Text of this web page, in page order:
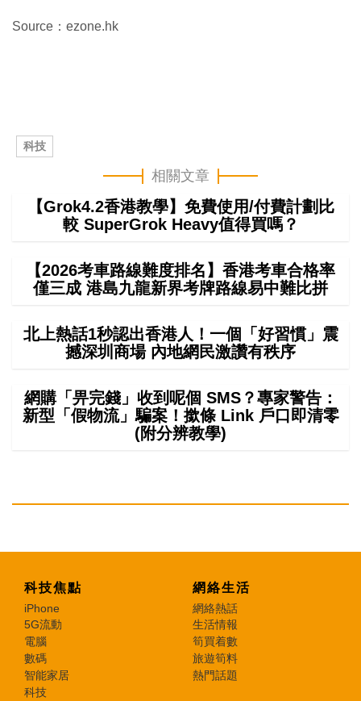
Source：ezone.hk
科技
相關文章
【Grok4.2香港教學】免費使用/付費計劃比
較 SuperGrok Heavy值得買嗎？
【2026考車路線難度排名】香港考車合格率
僅三成 港島九龍新界考牌路線易中難比拼
北上熱話1秒認出香港人！一個「好習慣」震
撼深圳商場 內地網民激讚有秩序
網購「畀完錢」收到呢個 SMS？專家警告：
新型「假物流」騙案！撳條 Link 戶口即清零
(附分辨教學)
科技焦點
iPhone
5G流動
電腦
數碼
智能家居
科技
網絡生活
網絡熱話
生活情報
筍買着數
旅遊筍料
熱門話題